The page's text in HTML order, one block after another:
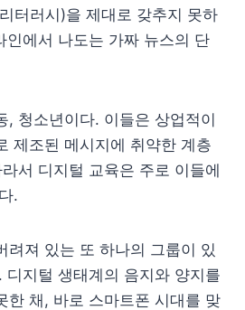
터러시)을 제대로 갖추지 못하
인에서 나도는 가짜 뉴스의 단
, 청소년이다. 이들은 상업적이
제조된 메시지에 취약한 계층
서 디지털 교육은 주로 이들에
.
려져 있는 또 하나의 그룹이 있
디지털 생태계의 음지와 양지를
한 채, 바로 스마트폰 시대를 맞